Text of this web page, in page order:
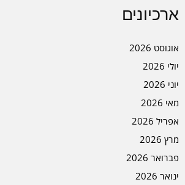
ארכיונים
אוגוסט 2026
יולי 2026
יוני 2026
מאי 2026
אפריל 2026
מרץ 2026
פברואר 2026
ינואר 2026